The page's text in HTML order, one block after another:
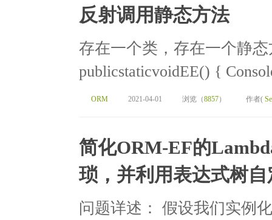
反射调用静态方法
存在一个类，存在一个静态
publicstaticvoidEE() {
ORM 2021-04-01 浏览（8857） 作者(
简化ORM-EF的
琐，并利用表达式树
问题详述： 假设我们实例